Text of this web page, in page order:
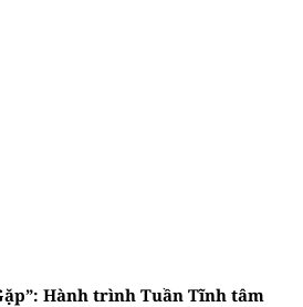
Hành trình Tuần Tĩnh tâm